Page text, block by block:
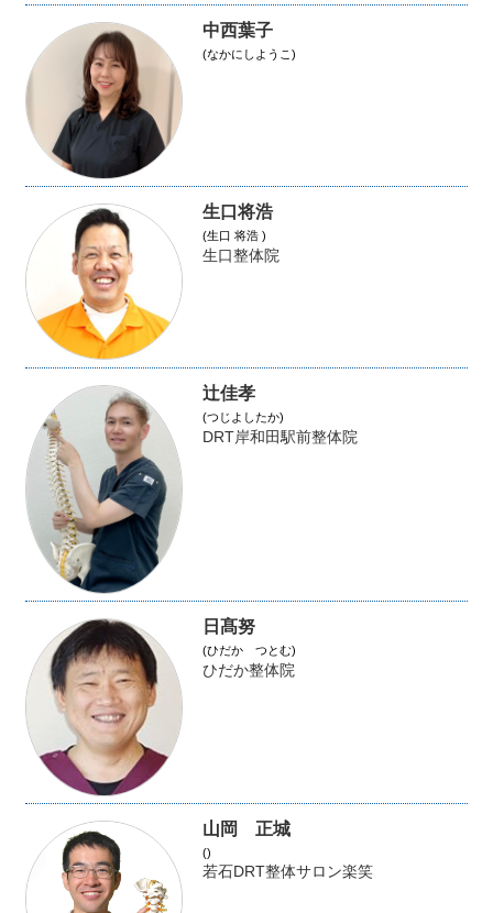
中西葉子
(なかにしようこ)
生口将浩
(生口 将浩 )
生口整体院
辻佳孝
(つじよしたか)
DRT岸和田駅前整体院
日髙努
(ひだか つとむ)
ひだか整体院
山岡 正城
()
若石DRT整体サロン楽笑